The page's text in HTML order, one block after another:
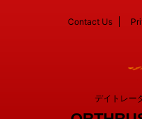
Contact Us
デイトレー